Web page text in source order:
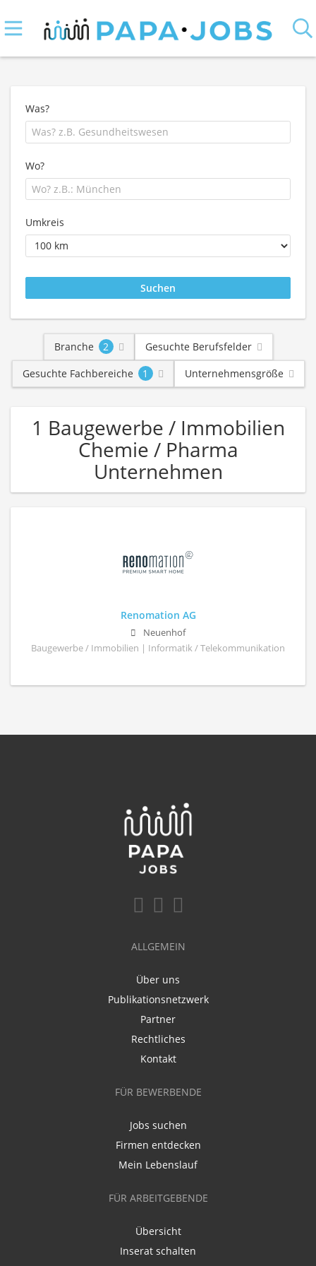
Was?
Wo?
Umkreis
Branche 2
Gesuchte Berufsfelder
Gesuchte Fachbereiche
1 Unternehmensgröße
1 Baugewerbe / Immobilien
Chemie / Pharma
Unternehmen
Renomation AG
Neuenhof
Baugewerbe / Immobilien | Informatik / Telekommunikation
ALLGEMEIN
Über uns
Publikationsnetzwerk
Partner
Rechtliches
Kontakt
FÜR BEWERBENDE
Jobs suchen
Firmen entdecken
Mein Lebenslauf
FÜR ARBEITGEBENDE
Übersicht
Inserat schalten